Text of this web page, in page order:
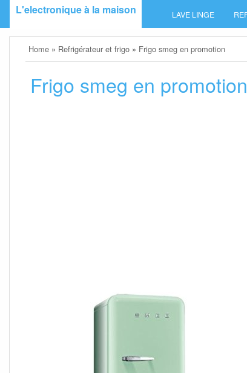
SkipL'electronique à la maison LAVE LINGE
Home » Refrigérateur et frigo » Frigo smeg en promotion
Frigo smeg en promotion